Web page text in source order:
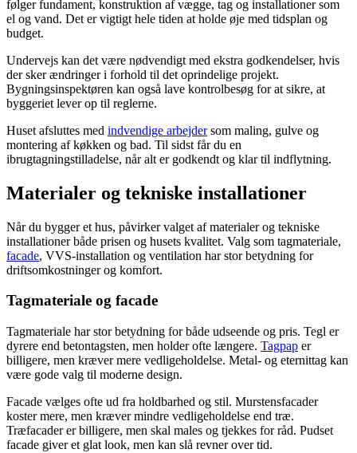
følger fundament, konstruktion af vægge, tag og installationer som
el og vand. Det er vigtigt hele tiden at holde øje med tidsplan og
budget.
Undervejs kan det være nødvendigt med ekstra godkendelser, hvis
der sker ændringer i forhold til det oprindelige projekt.
Bygningsinspektøren kan også lave kontrolbesøg for at sikre, at
byggeriet lever op til reglerne.
Huset afsluttes med indvendige arbejdersom maling, gulve og
montering af køkken og bad. Til sidst får du en
ibrugtagningstilladelse, når alt er godkendt og klar til indflytning.
Materialer og tekniske installationer
Når du bygger et hus, påvirker valget af materialer og tekniske
installationer både prisen og husets kvalitet. Valg som tagmateriale,
facade, VVS-installation og ventilation har stor betydning for
driftsomkostninger og komfort.
Tagmateriale og facade
Tagmateriale har stor betydning for både udseende og pris. Tegl er
dyrere end betontagsten, men holder ofte længere. Tagpap er
billigere, men kræver mere vedligeholdelse. Metal- og eternittag kan
være gode valg til moderne design.
Facade vælges ofte ud fra holdbarhed og stil. Murstensfacader
koster mere, men kræver mindre vedligeholdelse end træ.
Træfacader er billigere, men skal males og tjekkes for råd. Pudset
facade giver et glat look, men kan slå revner over tid.